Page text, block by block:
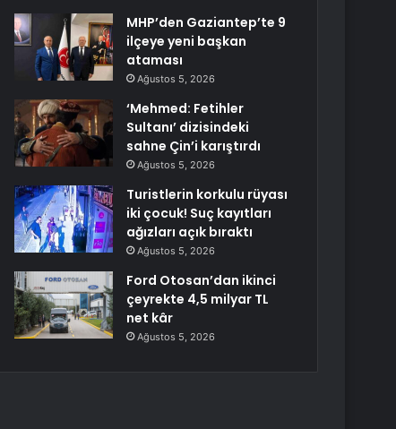
MHP’den Gaziantep’te 9
ilçeye yeni başkan
ataması
Ağustos 5, 2026
‘Mehmed: Fetihler
Sultanı’ dizisindeki
sahne Çin’i karıştırdı
Ağustos 5, 2026
Turistlerin korkulu rüyası
iki çocuk! Suç kayıtları
ağızları açık bıraktı
Ağustos 5, 2026
Ford Otosan’dan ikinci
çeyrekte 4,5 milyar TL
net kâr
Ağustos 5, 2026